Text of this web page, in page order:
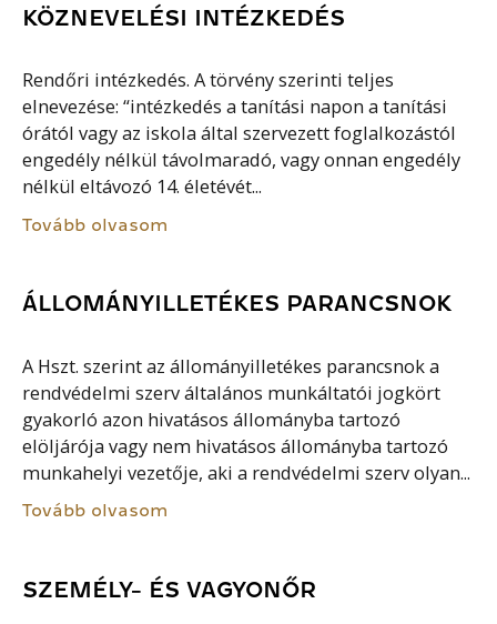
KÖZNEVELÉSI INTÉZKEDÉS
Rendőri intézkedés. A törvény szerinti teljes
elnevezése: “intézkedés a tanítási napon a tanítási
órától vagy az iskola által szervezett foglalkozástól
engedély nélkül távolmaradó, vagy onnan engedély
nélkül eltávozó 14. életévét...
Tovább olvasom
ÁLLOMÁNYILLETÉKES PARANCSNOK
A Hszt. szerint az állományilletékes parancsnok a
rendvédelmi szerv általános munkáltatói jogkört
gyakorló azon hivatásos állományba tartozó
elöljárója vagy nem hivatásos állományba tartozó
munkahelyi vezetője, aki a rendvédelmi szerv olyan...
Tovább olvasom
SZEMÉLY- ÉS VAGYONŐR